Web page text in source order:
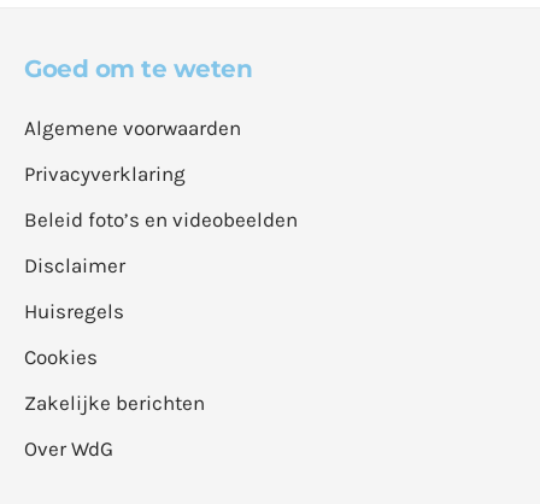
Goed om te weten
Algemene voorwaarden
Privacyverklaring
Beleid foto’s en videobeelden
Disclaimer
Huisregels
Cookies
Zakelijke berichten
Over WdG